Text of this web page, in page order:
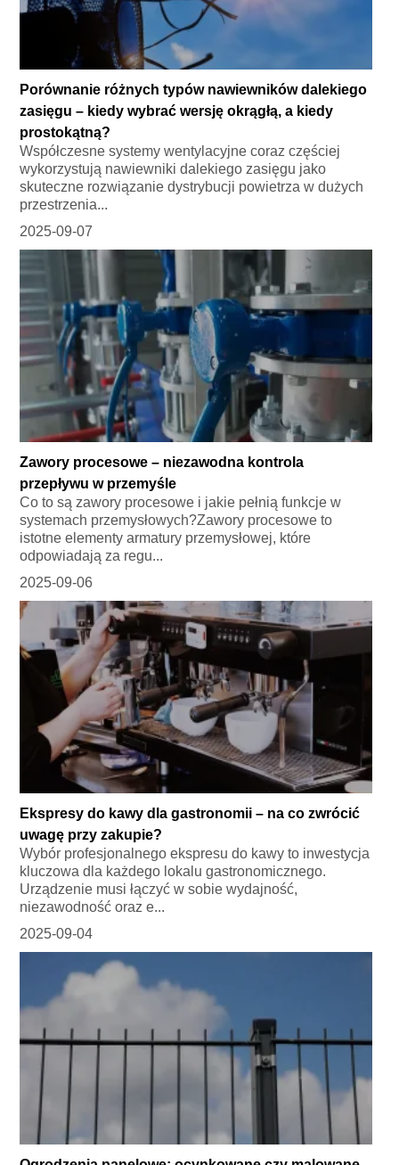
Porównanie różnych typów nawiewników dalekiego
zasięgu – kiedy wybrać wersję okrągłą, a kiedy
prostokątną?
Współczesne systemy wentylacyjne coraz częściej
wykorzystują nawiewniki dalekiego zasięgu jako
skuteczne rozwiązanie dystrybucji powietrza w dużych
przestrzenia...
2025-09-07
Zawory procesowe – niezawodna kontrola
przepływu w przemyśle
Co to są zawory procesowe i jakie pełnią funkcje w
systemach przemysłowych?Zawory procesowe to
istotne elementy armatury przemysłowej, które
odpowiadają za regu...
2025-09-06
Ekspresy do kawy dla gastronomii – na co zwrócić
uwagę przy zakupie?
Wybór profesjonalnego ekspresu do kawy to inwestycja
kluczowa dla każdego lokalu gastronomicznego.
Urządzenie musi łączyć w sobie wydajność,
niezawodność oraz e...
2025-09-04